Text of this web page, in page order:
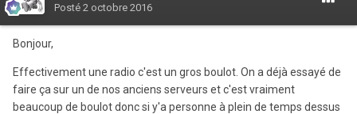
Posté 2 octobre 2016
Bonjour,
Effectivement une radio c'est un gros boulot. On a déjà essayé de
faire ça sur un de nos anciens serveurs et c'est vraiment
beaucoup de boulot donc si y'a personne à plein de temps dessus